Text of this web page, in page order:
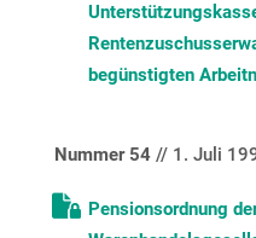
begünstigten
Nummer 54// 1. Juli
Pensionsordnung